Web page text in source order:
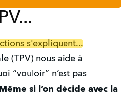
s'expliquent...
(TPV) nous aide à
“vouloir” n’est pas
Même si l’on décide avec la